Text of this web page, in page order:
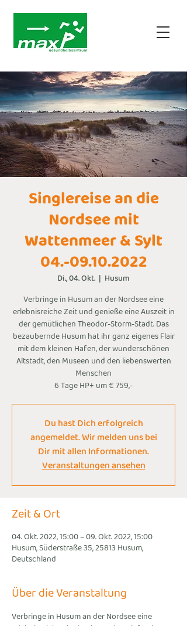
Singlereise an die
Nordsee mit
Wattenmeer & Sylt
04.-09.10.2022
Di., 04. Okt.
  |
Husum
Verbringe in Husum an der Nordsee eine
erlebnisreiche Zeit und genieße eine Auszeit in
der gemütlichen Theodor-Storm-Stadt. Das
bezaubernde Husum hat ihr ganz eigenes Flair
mit dem kleinen Hafen, der wunderschönen
Altstadt, den Museen und den liebenswerten
Menschen
6 Tage HP+ um € 759,-
Du hast Dich erfolgreich
angemeldet. Wir melden uns bei
Dir mit allen Informationen.
Veranstaltungen ansehen
Zeit & Ort
04. Okt. 2022, 15:00 – 09. Okt. 2022, 15:00
Husum, Süderstraße 35, 25813 Husum,
Deutschland
Über die Veranstaltung
Verbringe in Husum an der Nordsee eine